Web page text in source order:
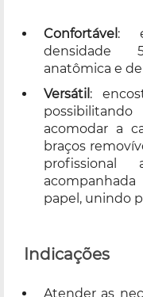
Confortável :
densidade
anatômica e
Versátil :
acomodar a
braços
papel, unindo
Indicações
Atender as